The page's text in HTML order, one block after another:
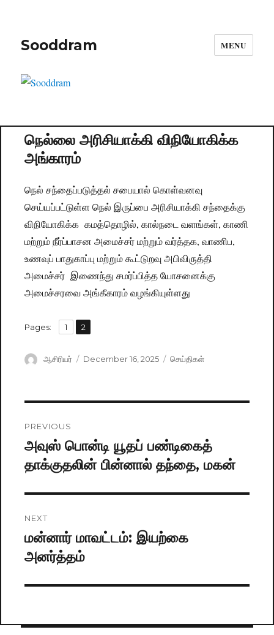
Sooddram MENU
நெல்லை அரிசியாக்கி விநியோகிக்க
அங்காரம்
நெல் சந்தைப்படுத்தல் சபையால் கொள்வனவு
செய்யப்பட்டுள்ள நெல் இருப்பை அரிசியாக்கி சந்தைக்கு
விநியோகிக்க கமத்தொழில், கால்நடை வளங்கள், காணி
மற்றும் நீர்ப்பாசன அமைச்சர் மற்றும் வர்த்தக, வாணிப,
உணவுப் பாதுகாப்பு மற்றும் கூட்டுறவு அபிவிருத்தி
அமைச்சர் இணைந்து சமர்ப்பித்த யோசனைக்கு
அமைச்சரவை அங்கீகாரம் வழங்கியுள்ளது
Pages: Page
1 ,
Page
2
Author
ஆசிரியர்
Posted
December 16, 2025 Categories
செய்திகள்
navigation
PREVIOUS
Previous
post:
அவுஸ் பொன்டி யூதப் பண்டிகைத்
தாக்குதலின் பின்னால் தந்தை, மகன்
NEXT
Next
post:
மன்னார் மாவட்டம்: இயற்கை
அனர்த்தம்